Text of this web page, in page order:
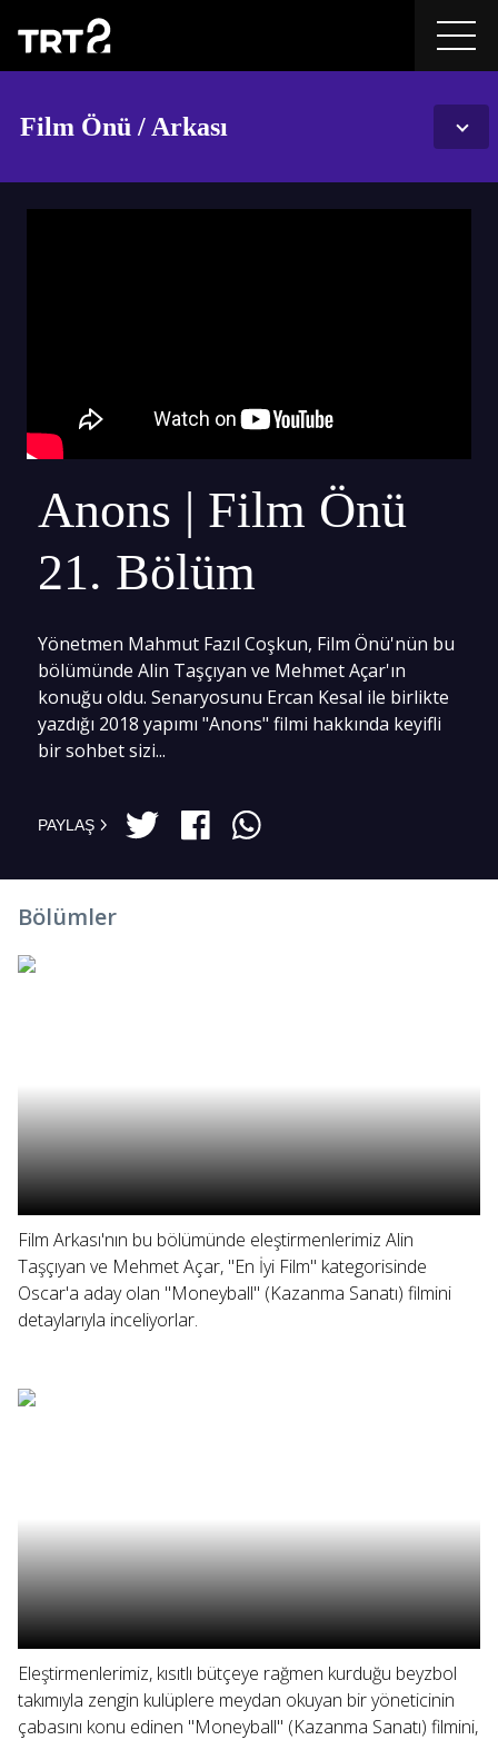
Film Önü / Arkası
Anons | Film Önü
21. Bölüm
Yönetmen Mahmut Fazıl Coşkun, Film Önü'nün bu
bölümünde Alin Taşçıyan ve Mehmet Açar'ın
konuğu oldu. Senaryosunu Ercan Kesal ile birlikte
yazdığı 2018 yapımı "Anons" filmi hakkında keyifli
bir sohbet sizi...
PAYLAŞ
Bölümler
Film Arkası'nın bu bölümünde eleştirmenlerimiz Alin
Taşçıyan ve Mehmet Açar, "En İyi Film" kategorisinde
Oscar'a aday olan "Moneyball" (Kazanma Sanatı) filmini
detaylarıyla inceliyorlar.
Eleştirmenlerimiz, kısıtlı bütçeye rağmen kurduğu beyzbol
takımıyla zengin kulüplere meydan okuyan bir yöneticinin
çabasını konu edinen "Moneyball" (Kazanma Sanatı) filmini,